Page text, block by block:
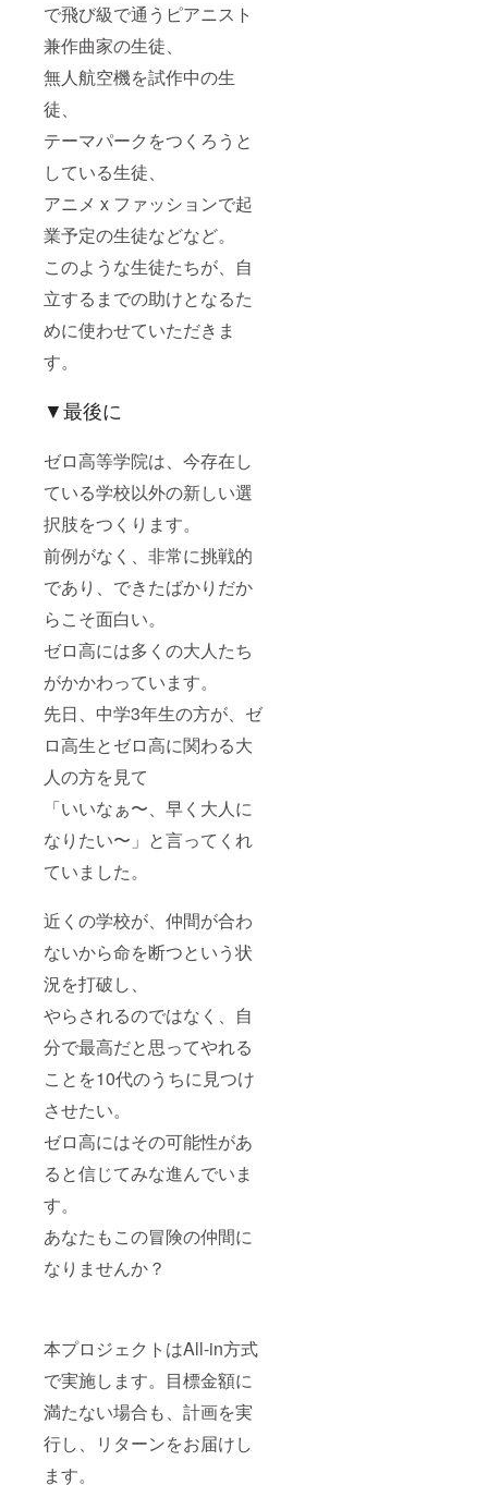
で飛び級で通うピアニスト
兼作曲家の生徒、
無人航空機を試作中の生
徒、
テーマパークをつくろうと
している生徒、
アニメ x ファッションで起
業予定の生徒などなど。
このような生徒たちが、自
立するまでの助けとなるた
めに使わせていただきま
す。
▼最後に
ゼロ高等学院は、今存在し
ている学校以外の新しい選
択肢をつくります。
前例がなく、非常に挑戦的
であり、できたばかりだか
らこそ面白い。
ゼロ高には多くの大人たち
がかかわっています。
先日、中学3年生の方が、ゼ
ロ高生とゼロ高に関わる大
人の方を見て
「いいなぁ〜、早く大人に
なりたい〜」と言ってくれ
ていました。
近くの学校が、仲間が合わ
ないから命を断つという状
況を打破し、
やらされるのではなく、自
分で最高だと思ってやれる
ことを10代のうちに見つけ
させたい。
ゼロ高にはその可能性があ
ると信じてみな進んでいま
す。
あなたもこの冒険の仲間に
なりませんか？
本プロジェクトはAll-in方式
で実施します。目標金額に
満たない場合も、計画を実
行し、リターンをお届けし
ます。